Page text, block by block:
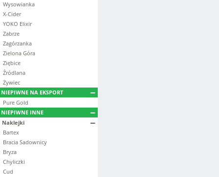
Wysowianka
X-Cider
YOKO Elixir
Zabrze
Zagórzanka
Zielona Góra
Ziębice
Źródlana
Żywiec
NIEPIWNE NA EKSPORT
Pure Gold
NIEPIWNE INNE
Naklejki
Bartex
Bracia Sadownicy
Bryza
Chyliczki
Cud